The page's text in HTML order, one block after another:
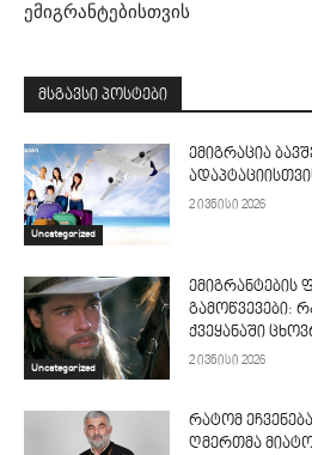
ემიგრანტებისთვის
მსგავსი პოსტები
Uncategorized
ემიგრაცია
2 ივნისი 2026
Uncategorized
გამოწვევები:
ქვეყანაში
2 ივნისი 2026
რატომ
ღმერთმა